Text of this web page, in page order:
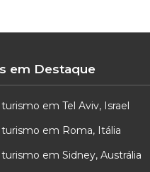
em Destaque
em Tel Aviv, Israel
turismo em Roma, Itália
turismo em Sidney, Austrália